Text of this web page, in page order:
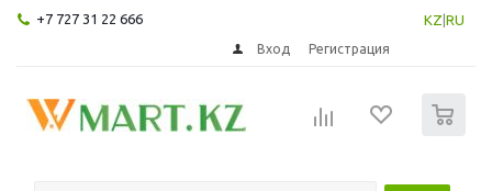
+7 727 31 22 666 KZ RU
Вход Регистрация